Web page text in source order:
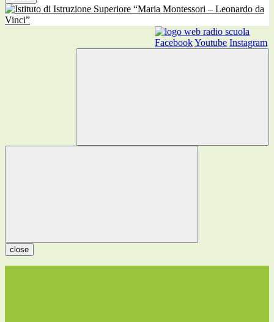
FacebookYoutube Instagram
close